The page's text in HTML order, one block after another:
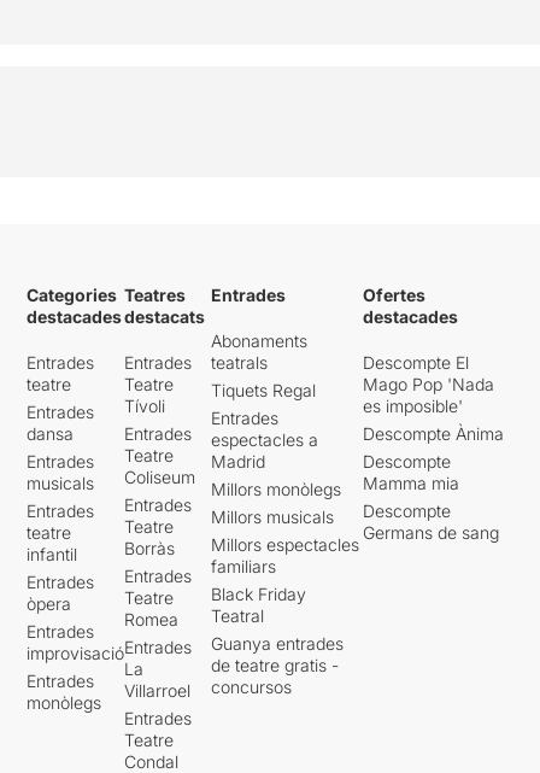
Categories
destacades
Entrades
teatre
Entrades
dansa
Entrades
musicals
Entrades
teatre
infantil
Entrades
òpera
Entrades
improvisació
Entrades
monòlegs
Teatres
destacats
Entrades
Teatre
Tívoli
Entrades
Teatre
Coliseum
Entrades
Teatre
Borràs
Entrades
Teatre
Romea
Entrades
La
Villarroel
Entrades
Teatre
Condal
Entrades
Abonaments
teatrals
Tiquets Regal
Entrades
espectacles a
Madrid
Millors monòlegs
Millors musicals
Millors espectacles
familiars
Black Friday
Teatral
Guanya entrades
de teatre gratis -
concursos
Ofertes
destacades
Descompte El
Mago Pop 'Nada
es imposible'
Descompte Ànima
Descompte
Mamma mia
Descompte
Germans de sang